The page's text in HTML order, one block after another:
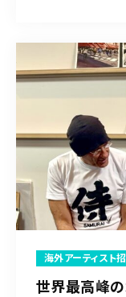
海外アーティスト
世界最高峰